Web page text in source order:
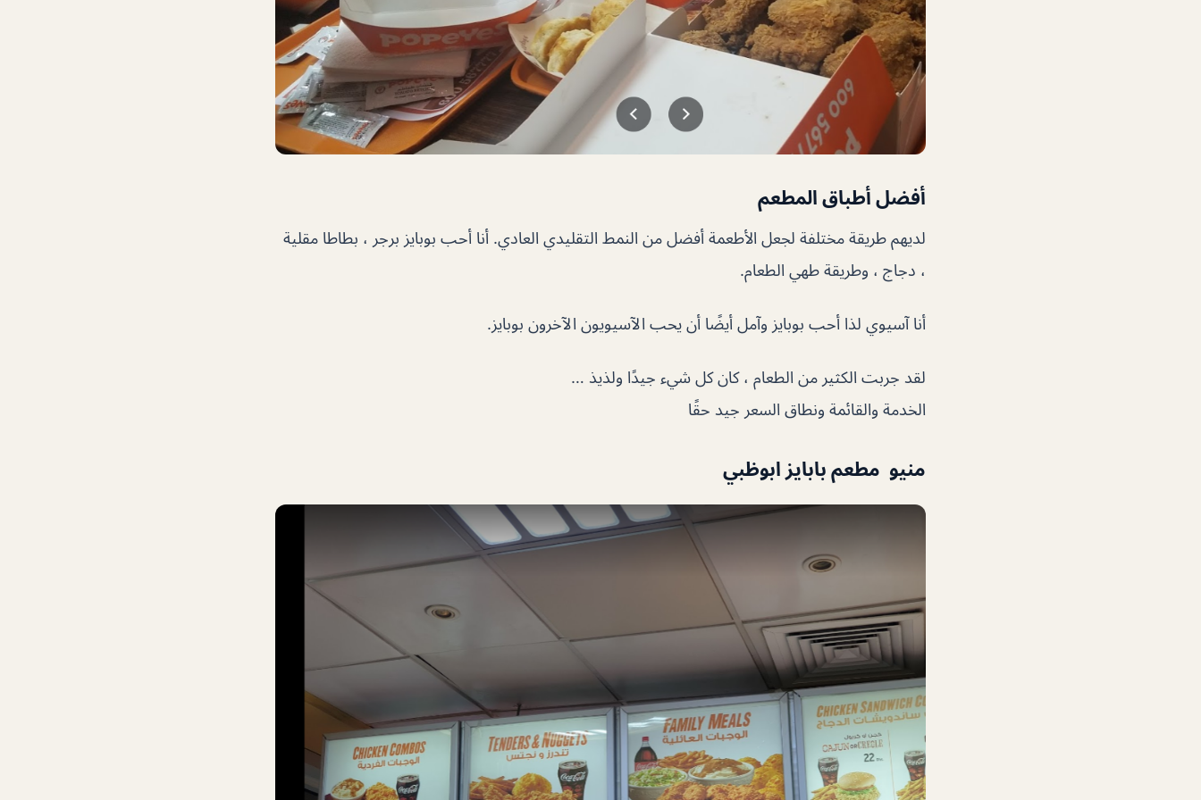
أفضل أطباق المطعم
لديهم طريقة مختلفة لجعل الأطعمة أفضل من النمط التقليدي العادي. أنا أحب بوبايز برجر ، بطاطا مقلية
، دجاج ، وطريقة طهي الطعام.
أنا آسيوي لذا أحب بوبايز وآمل أيضًا أن يحب الآسيويون الآخرون بوبايز.
لقد جربت الكثير من الطعام ، كان كل شيء جيدًا ولذيذ …
الخدمة والقائمة ونطاق السعر جيد حقًا
منيو مطعم بابايز ابوظبي